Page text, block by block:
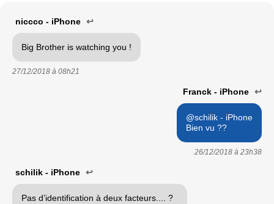
niccco - iPhone ↩
Big Brother is watching you !
27/12/2018 à 08h21
Franck - iPhone ↩
@schilik - iPhone
Bien vu ??
26/12/2018 à 23h38
schilik - iPhone ↩
Pas d’identification à deux facteurs.... ?